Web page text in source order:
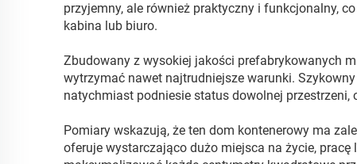
przyjemny, ale również praktyczny i funkcjonalny,
kabina lub biuro.
Zbudowany z wysokiej jakości prefabrykowanych
wytrzymać nawet najtrudniejsze warunki.
natychmiast podniesie status dowolnej
Pomiary wskazują, że ten dom kontenerowy ma
oferuje wystarczająco dużo miejsca na życie,